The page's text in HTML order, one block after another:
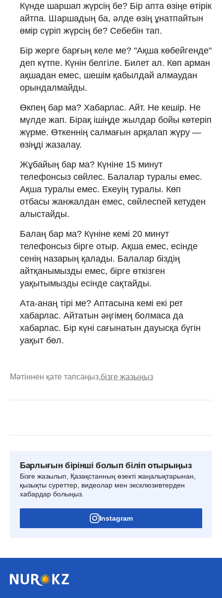
Күнде шаршап жүрсің бе? Бір апта өзіңе өтірік
айтпа. Шаршадың ба, әлде өзің ұнатпайтын
өмір сүріп жүрсің бе? Себебін тап.
Бір жерге барғың келе ме? "Ақша көбейгенде"
деп күтпе. Күнін белгіле. Билет ал. Көп арман
ақшадан емес, шешім қабылдай алмаудан
орындалмайды.
Өкпең бар ма? Хабарлас. Айт. Не кешір. Не
мүлде жап. Бірақ ішіңде жылдар бойы көтеріп
жүрме. Өткеннің салмағын арқалап жүру —
өзіңді жазалау.
Жұбайың бар ма? Күніне 15 минут
телефонсыз сөйлес. Балалар туралы емес.
Ақша туралы емес. Екеуің туралы. Көп
отбасы жанжалдан емес, сөйлеспей кетуден
алыстайды.
Балаң бар ма? Күніне кемі 20 минут
телефонсыз бірге отыр. Ақша емес, есінде
сенің назарың қалады. Балалар біздің
айтқанымызды емес, бірге өткізген
уақытымызды есінде сақтайды.
Ата-анаң тірі ме? Аптасына кемі екі рет
хабарлас. Айтатын әңгімең болмаса да
хабарлас. Бір күні сағынатын дауысқа бүгін
уақыт бөл.
Мәтіннен қате тапсаңыз,бізге жазыңыз
Барлығын бірінші болып біліп отырыңыз
Бізге жазылып, Қазақстанның өзекті жаңалықтарынан,
қызықты суреттер, видеолар мен эксклюзивтерден
хабардар болыңыз.
Instagram